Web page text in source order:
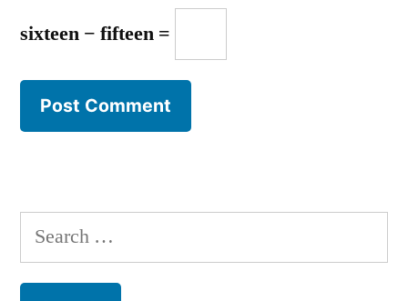
sixteen − fifteen =
Search
for: